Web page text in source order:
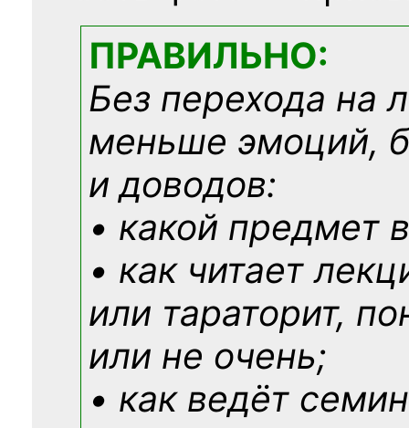
ПРАВИЛЬНО:
Без перехода на
меньше эмоций,
и доводов:
• какой предмет
• как читает
или тараторит,
или не очень;
• как ведёт